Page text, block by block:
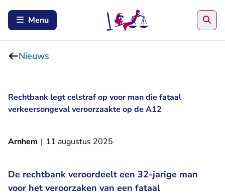
Menu
Nieuws
Rechtbank legt celstraf op voor man die fataal
verkeersongeval veroorzaakte op de A12
Arnhem | 11 augustus 2025
De rechtbank veroordeelt een 32-jarige man
voor het veroorzaken van een fataal